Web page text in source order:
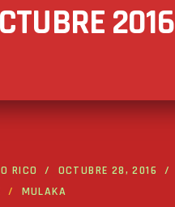
2016
RICO
OCTUBRE 28, 2016
MULAKA